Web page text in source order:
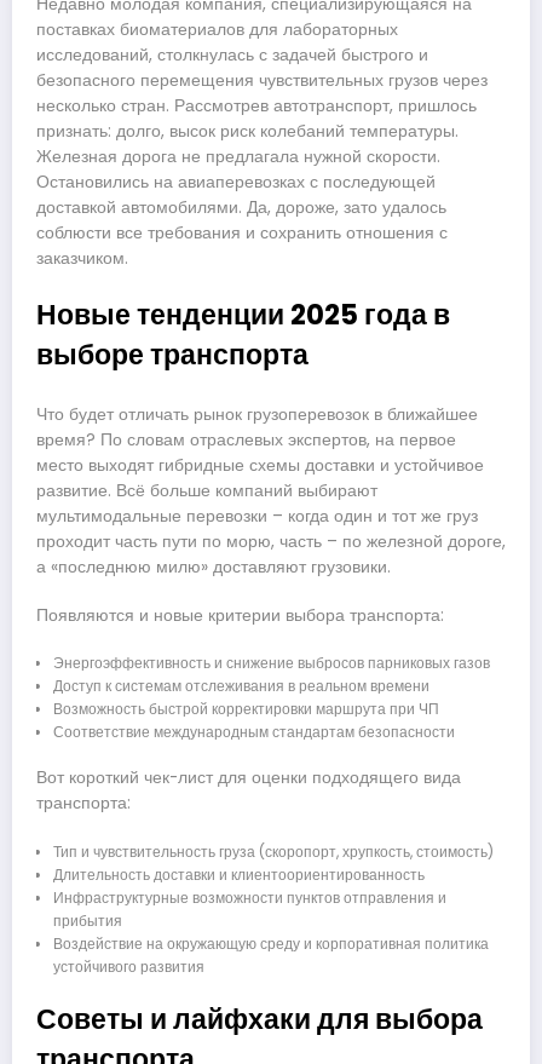
Недавно молодая компания, специализирующаяся на
поставках биоматериалов для лабораторных
исследований, столкнулась с задачей быстрого и
безопасного перемещения чувствительных грузов через
несколько стран. Рассмотрев автотранспорт, пришлось
признать: долго, высок риск колебаний температуры.
Железная дорога не предлагала нужной скорости.
Остановились на авиаперевозках с последующей
доставкой автомобилями. Да, дороже, зато удалось
соблюсти все требования и сохранить отношения с
заказчиком.
Новые тенденции 2025 года в
выборе транспорта
Что будет отличать рынок грузоперевозок в ближайшее
время? По словам отраслевых экспертов, на первое
место выходят гибридные схемы доставки и устойчивое
развитие. Всё больше компаний выбирают
мультимодальные перевозки – когда один и тот же груз
проходит часть пути по морю, часть – по железной дороге,
а «последнюю милю» доставляют грузовики.
Появляются и новые критерии выбора транспорта:
Энергоэффективность и снижение выбросов парниковых газов
Доступ к системам отслеживания в реальном времени
Возможность быстрой корректировки маршрута при ЧП
Соответствие международным стандартам безопасности
Вот короткий чек-лист для оценки подходящего вида
транспорта:
Тип и чувствительность груза (скоропорт, хрупкость, стоимость)
Длительность доставки и клиентоориентированность
Инфраструктурные возможности пунктов отправления и
прибытия
Воздействие на окружающую среду и корпоративная политика
устойчивого развития
Советы и лайфхаки для выбора